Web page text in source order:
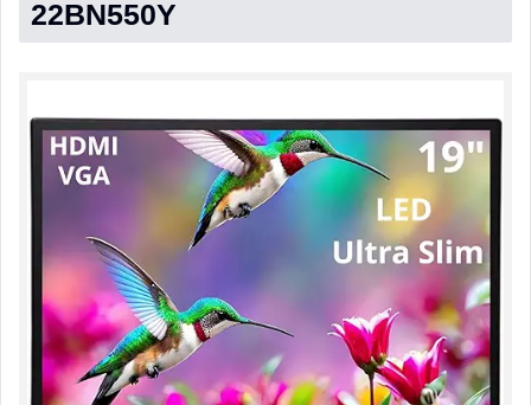
22BN550Y